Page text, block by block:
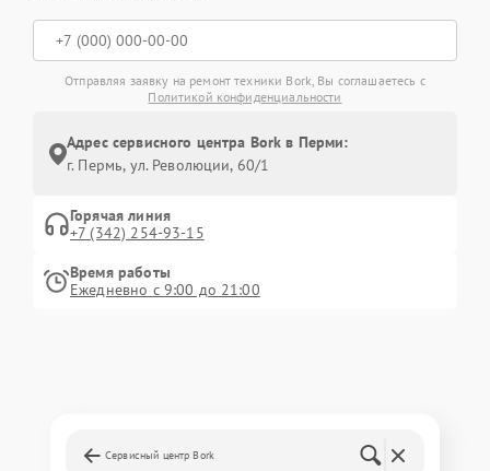
Отправляя заявку на ремонт техники Bork, Вы соглашаетесь с
Политикой конфиденциальности
Адрес сервисного центра Bork в Перми:
г. Пермь, ул. ​Революции, 60/1
Горячая линия
+7 (342) 254-93-15
Время работы
Ежедневно с 9:00 до 21:00
Сервисный центр Bork